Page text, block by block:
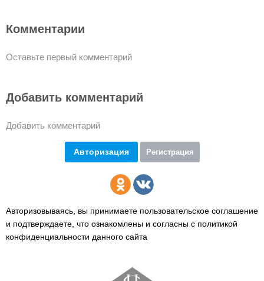
Комментарии
Оставьте первый комментарий
Добавить комментарий
Добавить комментарий
Авторизация Регистрация
Авторизовываясь, вы принимаете пользовательское соглашение
и подтверждаете, что ознакомлены и согласны с политикой
конфиденциальности данного сайта